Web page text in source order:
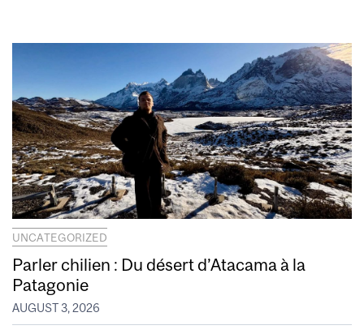
UNCATEGORIZED
Parler chilien : Du désert d’Atacama à la
Patagonie
AUGUST 3, 2026